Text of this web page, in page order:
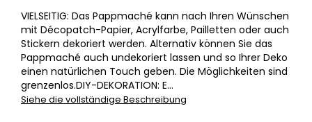
VIELSEITIG: Das Pappmaché kann nach Ihren Wünschen
mit Décopatch-Papier, Acrylfarbe, Pailletten oder auch
Stickern dekoriert werden. Alternativ können Sie das
Pappmaché auch undekoriert lassen und so Ihrer Deko
einen natürlichen Touch geben. Die Möglichkeiten sind
grenzenlos.DIY-DEKORATION: E...
Siehe die vollständige Beschreibung